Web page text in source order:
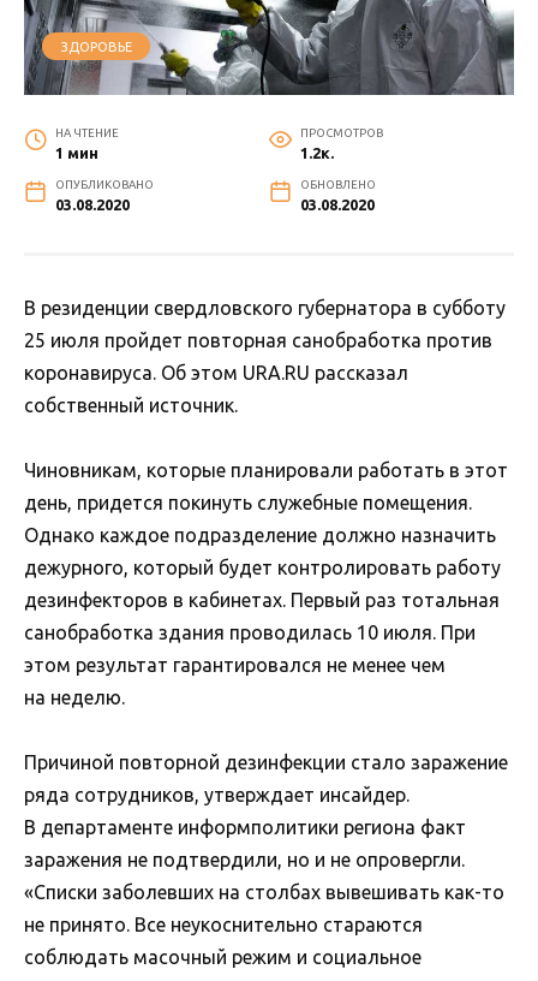
ЗДОРОВЬЕ
НА ЧТЕНИЕ
1 мин
ПРОСМОТРОВ
1.2к.
ОПУБЛИКОВАНО
03.08.2020
ОБНОВЛЕНО
03.08.2020
В резиденции свердловского губернатора в субботу
25 июля пройдет повторная санобработка против
коронавируса. Об этом URA.RU рассказал
собственный источник.
Чиновникам, которые планировали работать в этот
день, придется покинуть служебные помещения.
Однако каждое подразделение должно назначить
дежурного, который будет контролировать работу
дезинфекторов в кабинетах. Первый раз тотальная
санобработка здания проводилась 10 июля. При
этом результат гарантировался не менее чем
на неделю.
Причиной повторной дезинфекции стало заражение
ряда сотрудников, утверждает инсайдер.
В департаменте информполитики региона факт
заражения не подтвердили, но и не опровергли.
«Списки заболевших на столбах вывешивать как-то
не принято. Все неукоснительно стараются
соблюдать масочный режим и социальное